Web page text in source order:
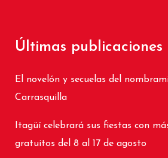
Últimas publicaciones
El novelón y secuelas del
Carrasquilla
Itagüí celebrará sus fiestas con
gratuitos del 8 al 17 de agosto